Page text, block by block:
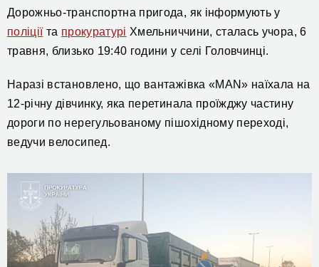
Дорожньо-транспортна пригода, як інформують у
поліціїта прокуратурі Хмельниччини, сталась учора, 6
травня, близько 19:40 години у селі Головчинці.
Наразі встановлено, що вантажівка «MAN» наїхала на
12-річну дівчинку, яка перетинала проїжджу частину
дороги по нерегульованому пішохідному переході,
ведучи велосипед.